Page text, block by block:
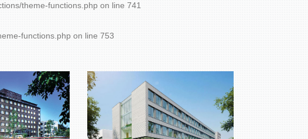
theme-functions.php on line 741
functions.php on line 753